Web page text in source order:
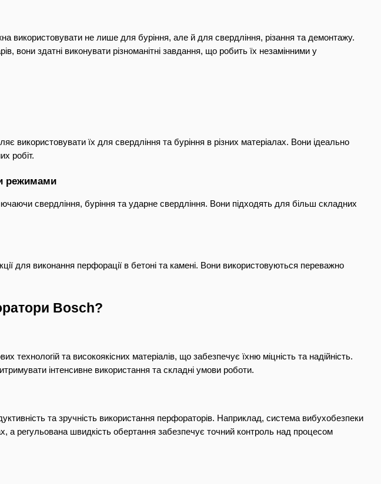
використовувати не лише для буріння, але й для свердління, різання та демонтажу.
вони здатні виконувати різноманітні завдання, що робить їх незамінними у
використовувати їх для свердління та буріння в різних матеріалах. Вони ідеально
робіт.
режимами
свердління, буріння та ударне свердління. Вони підходять для більш складних
для виконання перфорації в бетоні та камені. Вони використовуються переважно
Bosch?
та високоякісних матеріалів, що забезпечує їхню міцність та надійність.
інтенсивне використання та складні умови роботи.
та зручність використання перфораторів. Наприклад, система вибухобезпеки
а регульована швидкість обертання забезпечує точний контроль над процесом